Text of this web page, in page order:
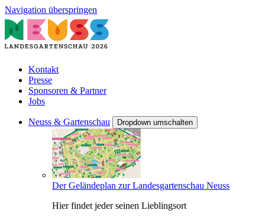
Navigation überspringen
Kontakt
Presse
Sponsoren & Partner
Jobs
Neuss & Gartenschau Dropdown umschalten
Der Geländeplan zur Landesgartenschau Neuss
Hier findet jeder seinen Lieblingsort